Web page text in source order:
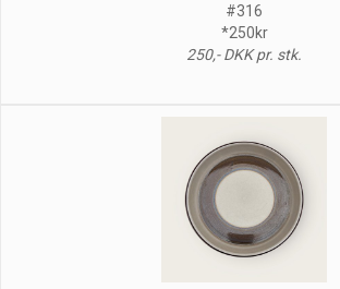
#316
*250kr
250,- DKK pr. stk.